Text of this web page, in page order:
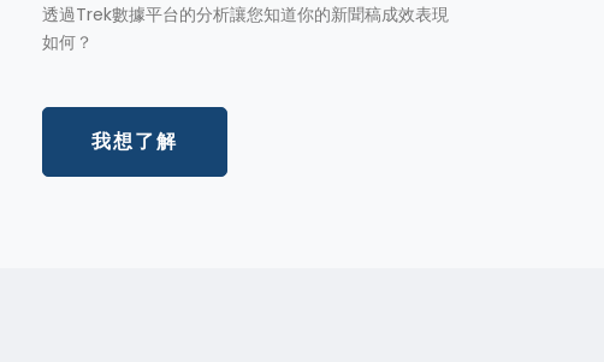
透過Trek數據平台的分析讓您知道你的新聞稿成效表現
如何？
我想了解